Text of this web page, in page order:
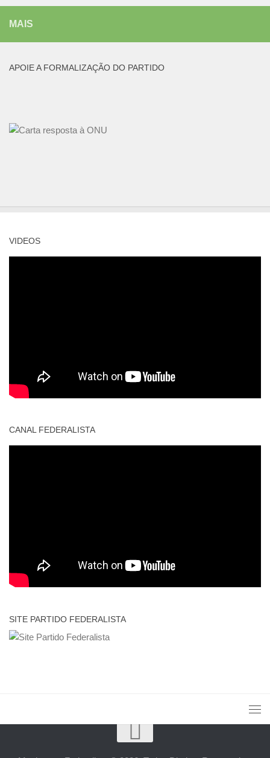
MAIS
APOIE A FORMALIZAÇÃO DO PARTIDO
VIDEOS
CANAL FEDERALISTA
SITE PARTIDO FEDERALISTA